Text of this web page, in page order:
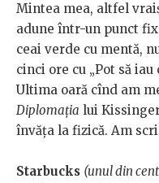
Mintea mea, altfel
adune într-un punct
ceai verde cu mentă,
cinci ore cu „Pot să iau
Ultima oară cînd am
Diplomația lui
învăța la fizică. Am
Starbucks (unul din